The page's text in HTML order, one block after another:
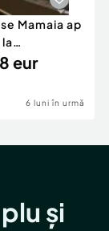
Mamaia ap
Mega
eur
6 luni în urmă
și